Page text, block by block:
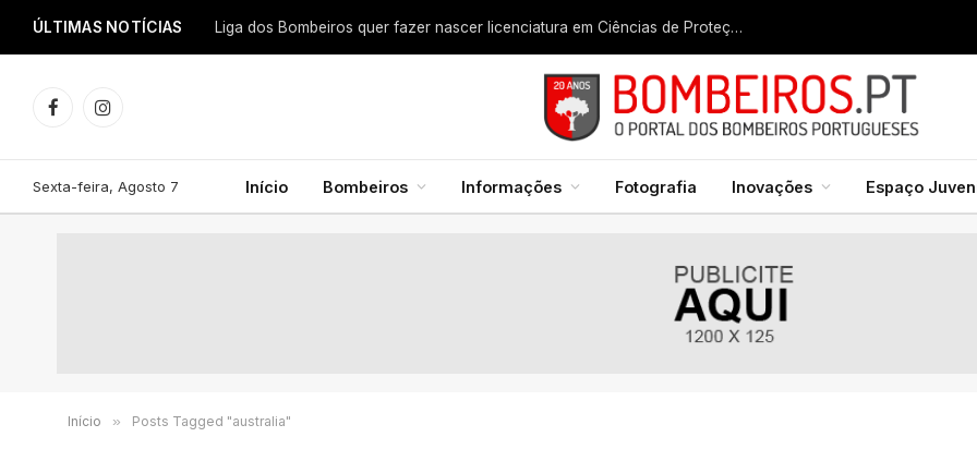
ÚLTIMAS NOTÍCIAS Liga dos Bombeiros quer fazer nascer licenciatura em Ciências de Proteção Civil e Bombeiros
FacebookInstagram
Sexta-feira, Agosto 7 Início Bombeiros Informações Fotografia Inovações Espaço
Início » Posts Tagged "australia"